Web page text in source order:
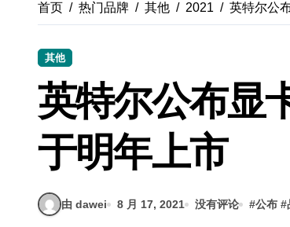
Galaxy S25+闪亮登场，这样
首页 热门品牌 其他 2021 英特尔公
其他
英特尔公布显
于明年上市
由 dawei 8 月 17, 2021 没有评论 #公布 #